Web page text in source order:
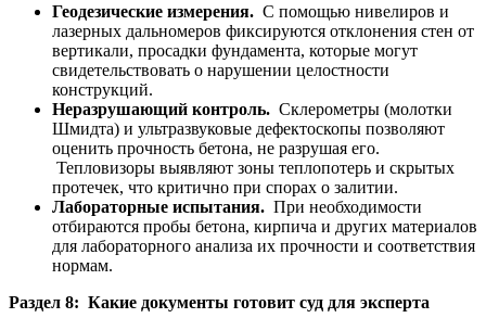
Геодезические измерения. С помощью нивелиров и
лазерных дальномеров фиксируются отклонения стен от
вертикали, просадки фундамента, которые могут
свидетельствовать о нарушении целостности
конструкций.
Неразрушающий контроль. Склерометры (молотки
Шмидта) и ультразвуковые дефектоскопы позволяют
оценить прочность бетона, не разрушая его.
Тепловизоры выявляют зоны теплопотерь и скрытых
протечек, что критично при спорах о залитии.
Лабораторные испытания. При необходимости
отбираются пробы бетона, кирпича и других материалов
для лабораторного анализа их прочности и соответствия
нормам.
Раздел 8: Какие документы готовит суд для эксперта